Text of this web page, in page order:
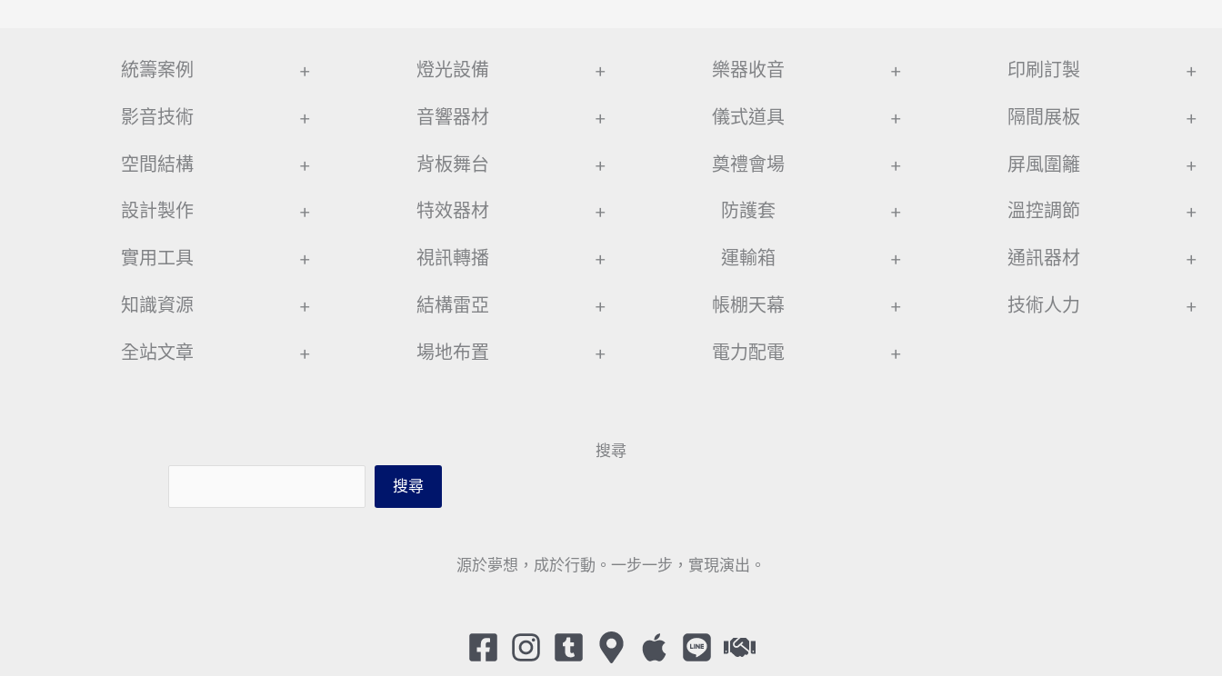
統籌案例 +
影音技術 +
空間結構 +
設計製作 +
實用工具 +
知識資源 +
全站文章 +
燈光設備 +
音響器材 +
背板舞台 +
特效器材 +
視訊轉播 +
結構雷亞 +
場地布置 +
樂器收音 +
儀式道具 +
奠禮會場 +
防護套 +
運輸箱 +
帳棚天幕 +
電力配電 +
印刷訂製 +
隔間展板 +
屏風圍籬 +
溫控調節 +
通訊器材 +
技術人力 +
搜尋
搜尋
源於夢想，成於行動。一步一步，實現演出。